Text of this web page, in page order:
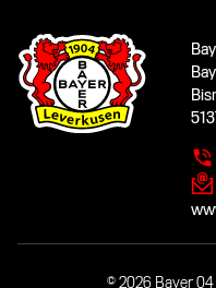
© 2026 Bayer 04